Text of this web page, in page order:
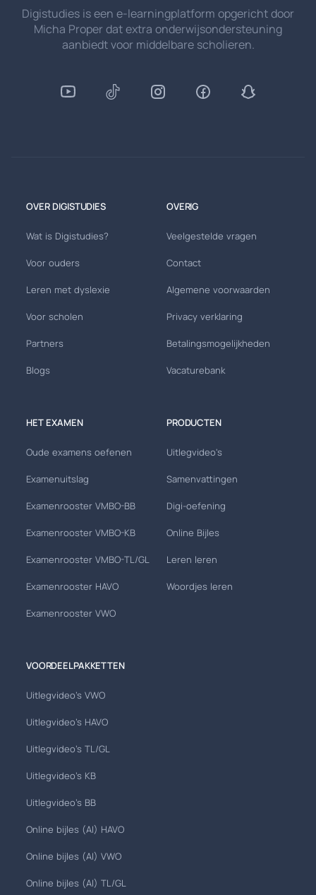
Digistudies is een e-learningplatform opgericht door
Micha Proper dat extra onderwijsondersteuning
aanbiedt voor middelbare scholieren.
OVER DIGISTUDIES
Wat is Digistudies?
Voor ouders
Leren met dyslexie
Voor scholen
Partners
Blogs
OVERIG
Veelgestelde vragen
Contact
Algemene voorwaarden
Privacy verklaring
Betalingsmogelijkheden
Vacaturebank
HET EXAMEN
Oude examens oefenen
Examenuitslag
Examenrooster VMBO-BB
Examenrooster VMBO-KB
Examenrooster VMBO-TL/GL
Examenrooster HAVO
Examenrooster VWO
PRODUCTEN
Uitlegvideo's
Samenvattingen
Digi-oefening
Online Bijles
Leren leren
Woordjes leren
VOORDEELPAKKETTEN
Uitlegvideo's VWO
Uitlegvideo's HAVO
Uitlegvideo's TL/GL
Uitlegvideo's KB
Uitlegvideo's BB
Online bijles (AI) HAVO
Online bijles (AI) VWO
Online bijles (AI) TL/GL